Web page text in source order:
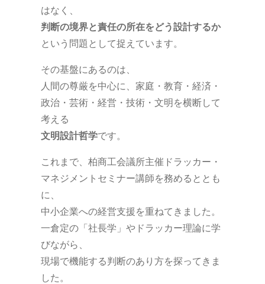
はなく、
判断の境界と責任の所在をどう設計するか
という問題として捉えています。
その基盤にあるのは、
人間の尊厳を中心に、家庭・教育・経済・
政治・芸術・経営・技術・文明を横断して
考える
文明設計哲学です。
これまで、柏商工会議所主催ドラッカー・
マネジメントセミナー講師を務めるととも
に、
中小企業への経営支援を重ねてきました。
一倉定の「社長学」やドラッカー理論に学
びながら、
現場で機能する判断のあり方を探ってきま
した。